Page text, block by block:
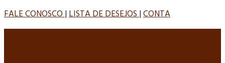
FALE CONOSCO|LISTA DE DESEJOS|CONTA